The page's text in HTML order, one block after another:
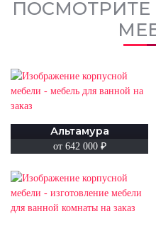
Альтамура
от 642 000 ₽